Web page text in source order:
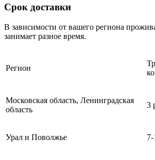
Срок доставки
В зависимости от вашего региона
занимает разное время.
Регион
Московская область, Ленинградская
область
3
Урал и Поволжье